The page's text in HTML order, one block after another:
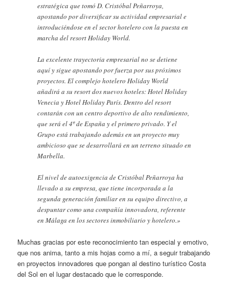
estratégica que tomó D. Cristóbal Peñarroya,
apostando por diversificar su actividad empresarial e
introduciéndose en el sector hotelero con la puesta en
marcha del resort Holiday World.
La excelente trayectoria empresarial no se detiene
aquí y sigue apostando por fuerza por sus próximos
proyectos. El complejo hotelero Holiday World
añadirá a su resort dos nuevos hoteles: Hotel Holiday
Venecia y Hotel Holiday París. Dentro del resort
contarán con un centro deportivo de alto rendimiento,
que será el 4º de España y el primero privado. Y el
Grupo está trabajando además en un proyecto muy
ambicioso que se desarrollará en un terreno situado en
Marbella.
El nivel de autoexigencia de Cristóbal Peñarroya ha
llevado a su empresa, que tiene incorporada a la
segunda generación familiar en su equipo directivo, a
despuntar como una compañía innovadora, referente
en Málaga en los sectores inmobiliario y hotelero.»
Muchas gracias por este reconocimiento tan especial y emotivo,
que nos anima, tanto a mis hojas como a mí, a seguir trabajando
en proyectos innovadores que pongan al destino turístico Costa
del Sol en el lugar destacado que le corresponde.